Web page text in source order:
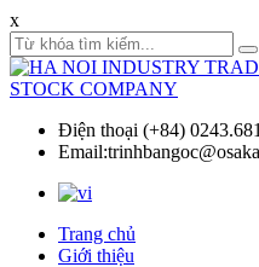
x
Điện thoại (+84)
Trang chủ
Giới thiệu